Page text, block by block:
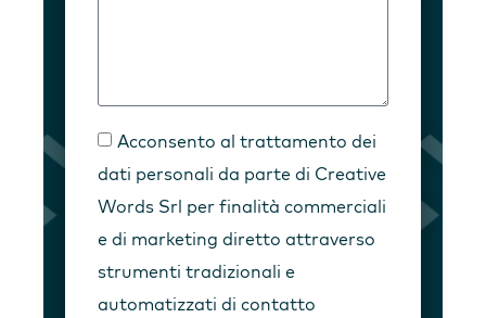
Acconsento al trattamento dei
dati personali da parte di Creative
Words Srl per finalità commerciali
e di marketing diretto attraverso
strumenti tradizionali e
automatizzati di contatto